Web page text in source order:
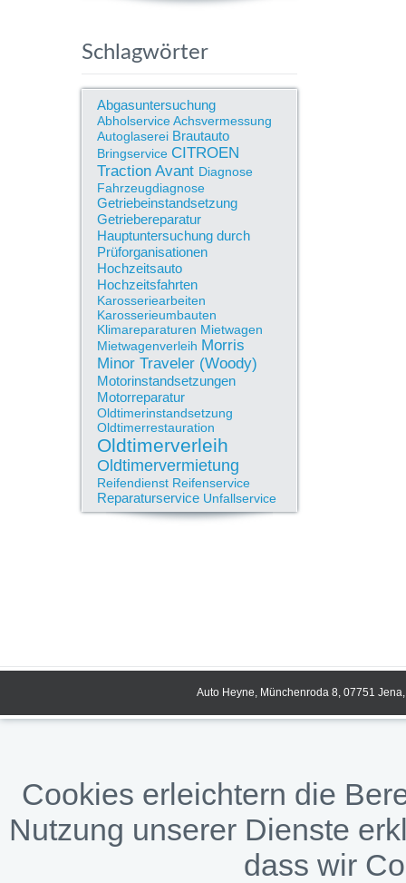
Schlagwörter
Abgasuntersuchung
AbholserviceAchsvermessung
Autoglaserei Brautauto
Bringservice CITROEN
Traction Avant Diagnose
Fahrzeugdiagnose
Getriebeinstandsetzung
Getriebereparatur
Hauptuntersuchung durch
Prüforganisationen
Hochzeitsauto
Hochzeitsfahrten
Karosseriearbeiten
Karosserieumbauten
Klimareparaturen Mietwagen
Mietwagenverleih Morris
Minor Traveler (Woody)
Motorinstandsetzungen
Motorreparatur
Oldtimerinstandsetzung
Oldtimerrestauration
Oldtimerverleih
Oldtimervermietung
Reifendienst Reifenservice
Reparaturservice Unfallservice
Auto Heyne, Münchenroda 8, 07751
Cookies erleichtern die
Nutzung unserer Dienste
dass wir